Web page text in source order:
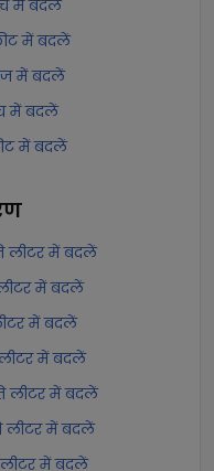
में बदलें
में बदलें
गज में बदलें
में बदलें
में बदलें
लीटर में बदलें
लीटर में बदलें
में बदलें
लीटर में बदलें
लीटर में बदलें
लीटर में बदलें
लीटर में बदलें